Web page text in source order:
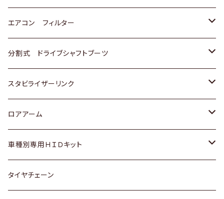
スバル
マツダ
三菱
スバル
三菱
スバル
スズキ
日産
いすゞ
ダイハツ
マツダ
三菱
トヨタ
ホンダ
スズキ
日産
ダイハツ
マツダ
エアコン フィルター
トヨタ
ホンダ
スズキ
日産
いすゞ
分割式 ドライブシャフトブーツ
トヨタ
ホンダ
スズキ
日産
スタビライザーリンク
トヨタ
ホンダ
スズキ
ロアアーム
ホンダ
スズキ
車種別専用ＨＩＤキット
トヨタ
タイヤチェーン